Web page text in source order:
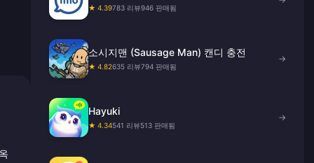
★ 4.39783 리뷰946 판매됨
소시지맨 (Sausage Man) 캔디 충전
★ 4.82635 리뷰794 판매됨
→
Hayuki
★ 4.34541 리뷰513 판매됨
→